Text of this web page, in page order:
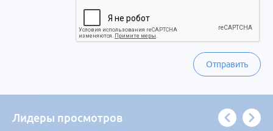
Отправить
Лидеры просмотров